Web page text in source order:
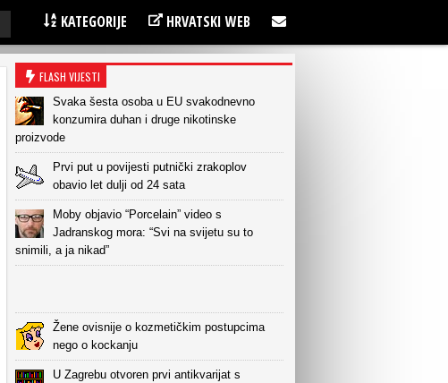
KATEGORIJE HRVATSKI WEB
FLASH VIJESTI
Svaka šesta osoba u EU svakodnevno
konzumira duhan i druge nikotinske
proizvode
Prvi put u povijesti putnički zrakoplov
obavio let dulji od 24 sata
Moby objavio “Porcelain” video s
Jadranskog mora: “Svi na svijetu su to
snimili, a ja nikad”
Žene ovisnije o kozmetičkim postupcima
nego o kockanju
U Zagrebu otvoren prvi antikvarijat s